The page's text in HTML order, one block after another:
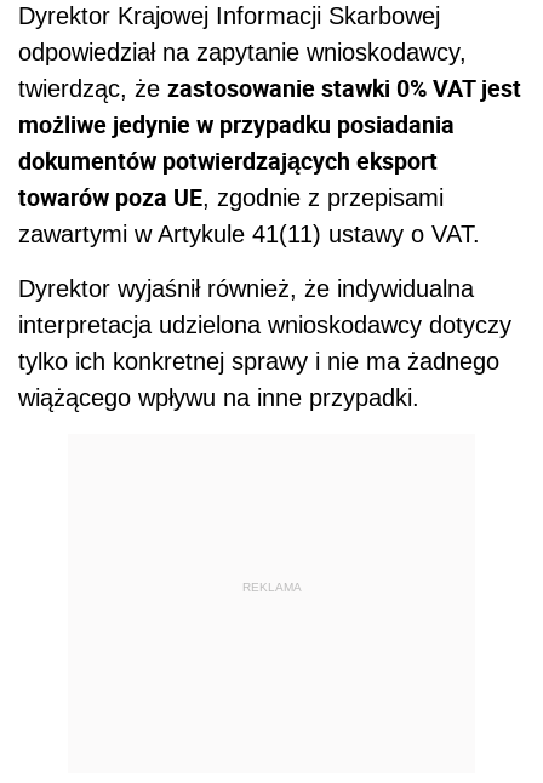
Dyrektor Krajowej Informacji Skarbowej
odpowiedział na zapytanie wnioskodawcy,
twierdząc, że zastosowanie stawki 0% VAT jest
możliwe jedynie w przypadku posiadania
dokumentów potwierdzających eksport
towarów poza UE, zgodnie z przepisami
zawartymi w Artykule 41(11) ustawy o VAT.
Dyrektor wyjaśnił również, że indywidualna
interpretacja udzielona wnioskodawcy dotyczy
tylko ich konkretnej sprawy i nie ma żadnego
wiążącego wpływu na inne przypadki.
REKLAMA